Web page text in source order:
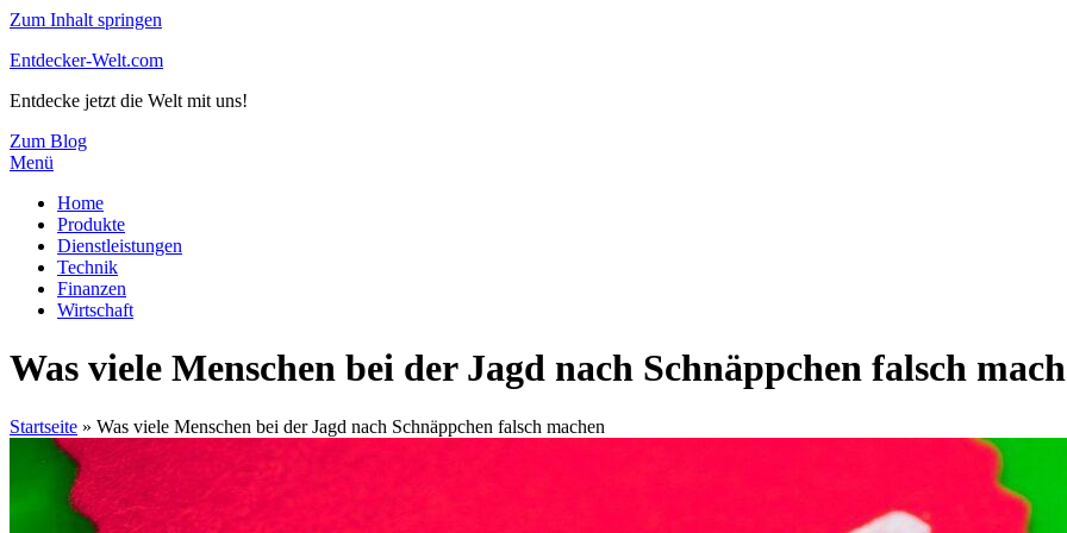
Zum Inhalt springen
Entdecker-Welt.com
Entdecke jetzt die Welt mit uns!
Zum Blog
Menü
Home
Produkte
Dienstleistungen
Technik
Finanzen
Wirtschaft
Was viele Menschen bei der Jagd nach Schnäppchen falsch
Startseite » Was viele Menschen bei der Jagd nach Schnäppchen falsch machen